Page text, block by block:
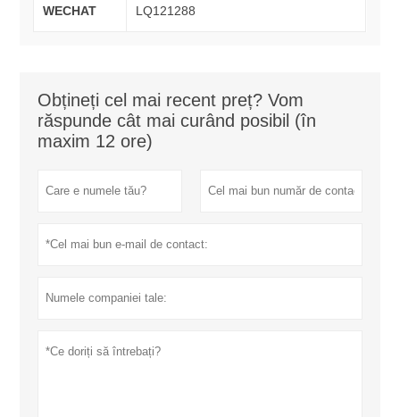
WECHAT LQ121288
Obțineți cel mai recent preț? Vom
răspunde cât mai curând posibil (în
maxim 12 ore)